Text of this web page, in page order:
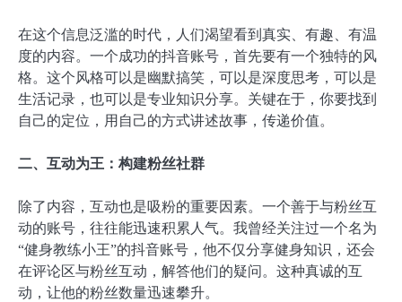
在这个信息泛滥的时代，人们渴望看到真实、有趣、有温
度的内容。一个成功的抖音账号，首先要有一个独特的风
格。这个风格可以是幽默搞笑，可以是深度思考，可以是
生活记录，也可以是专业知识分享。关键在于，你要找到
自己的定位，用自己的方式讲述故事，传递价值。
二、互动为王：构建粉丝社群
除了内容，互动也是吸粉的重要因素。一个善于与粉丝互
动的账号，往往能迅速积累人气。我曾经关注过一个名为
“健身教练小王”的抖音账号，他不仅分享健身知识，还会
在评论区与粉丝互动，解答他们的疑问。这种真诚的互
动，让他的粉丝数量迅速攀升。